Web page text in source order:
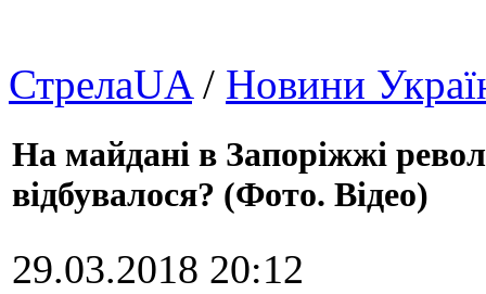
СтрелаUA/ Новини
На майдані в Запоріжжі
відбувалося? (Фото. Відео)
29.03.2018 20:12